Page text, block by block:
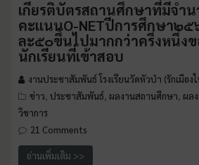
เกียรติบัตรสถานศึกษาที่มีจำน
คะแนนO-NETปีการศึกษา๒
ละ๕๐ขึ้นไปมากกว่าครึ่งหนึ่ง
นักเรียนที่เข้าสอบ
งานประชาสัมพันธ์ โรงเรียนวัดหัวป่า (รักเมือง
ข่าว, ประชาสัมพันธ์, ผลงานสถานศึกษา, ผล
วิชาการ
21 Comments
อ่านเพิ่มเติม >>